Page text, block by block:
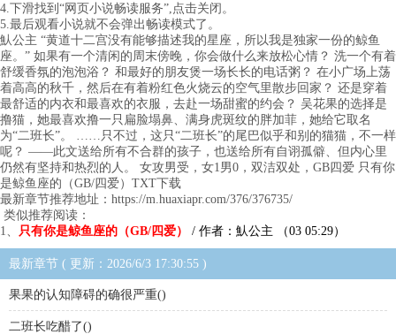
4.下滑找到“网页小说畅读服务”,点击关闭。
5.最后观看小说就不会弹出畅读模式了。
魜公主 “黄道十二宫没有能够描述我的星座，所以我是独家一份的鲸鱼
座。” 如果有一个清闲的周末傍晚，你会做什么来放松心情？ 洗一个有着
舒缓香氛的泡泡浴？ 和最好的朋友煲一场长长的电话粥？ 在小广场上荡
着高高的秋千，然后在有着粉红色火烧云的空气里散步回家？ 还是穿着
最舒适的内衣和最喜欢的衣服，去赴一场甜蜜的约会？ 吴花果的选择是
撸猫，她最喜欢撸一只扁脸塌鼻、满身虎斑纹的胖加菲，她给它取名
为“二班长”。 ……只不过，这只“二班长”的尾巴似乎和别的猫猫，不一样
呢？ ——此文送给所有不合群的孩子，也送给所有自诩孤僻、但内心里
仍然有坚持和热烈的人。 女攻男受，女1男0，双洁双处，GB四爱 只有你
是鲸鱼座的（GB/四爱）TXT下载
最新章节推荐地址：https://m.huaxiapr.com/376/376735/
类似推荐阅读：
1、 只有你是鲸鱼座的（GB/四爱） / 作者：魜公主 （03 05:29）
最新章节 ( 更新：2026/6/3 17:30:55 )
果果的认知障碍的确很严重()
二班长吃醋了()